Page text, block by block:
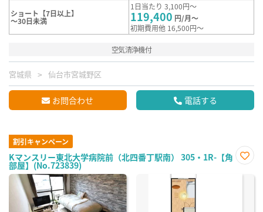
ショート【7日以上】
～30日未満
1日当たり 3,100円～
119,400 円/月～
初期費用他 16,500円～
空気清浄機付
宮城県 仙台市宮城野区
お問合わせ 電話する
割引キャンペーン
Kマンスリー東北大学病院前（北四番丁駅南） 305・1R-【角
部屋】(No.723839)
に入